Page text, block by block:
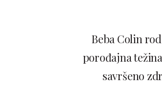
Beba Colin
porođajna
savršeno